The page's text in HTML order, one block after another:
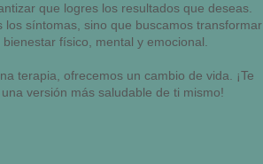
que logres los resultados que deseas.
síntomas, sino que buscamos transformar
físico, mental y emocional.
terapia, ofrecemos un cambio de vida. ¡Te
versión más saludable de ti mismo!